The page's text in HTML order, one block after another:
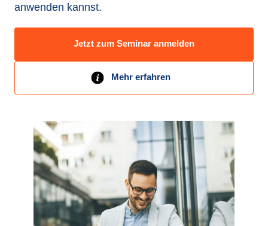
anwenden kannst.
Jetzt zum Seminar anmelden
Mehr erfahren